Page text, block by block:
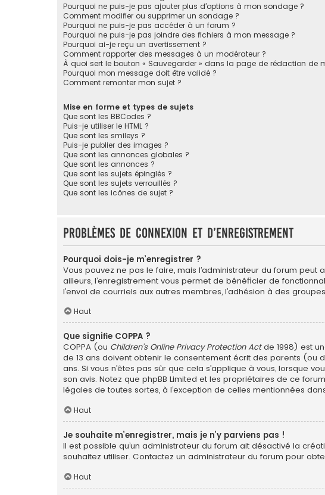
Pourquoi ne puis-je pas ajouter plus d’options à mon sondage ?
Comment modifier ou supprimer un sondage ?
Pourquoi ne puis-je pas accéder à un forum ?
Pourquoi ne puis-je pas joindre des fichiers à mon message ?
Pourquoi ai-je reçu un avertissement ?
Comment rapporter des messages à un modérateur ?
À quoi sert le bouton « Sauvegarder » dans la page de rédaction de
Pourquoi mon message doit être validé ?
Comment remonter mon sujet ?
Mise en forme et types de sujets
Que sont les BBCodes ?
Puis-je utiliser le HTML ?
Que sont les smileys ?
Puis-je publier des images ?
Que sont les annonces globales ?
Que sont les annonces ?
Que sont les sujets épinglés ?
Que sont les sujets verrouillés ?
Que sont les icônes de sujet ?
Problèmes de connexion et d’enregistrement
Pourquoi dois-je m’enregistrer ?
Vous pouvez ne pas le faire, mais l’administrateur du forum
ailleurs, l’enregistrement vous permet de bénéficier de
l’envoi de courriels aux autres membres, l’adhésion à des
Haut
Que signifie COPPA ?
COPPA (ou Children’s Online Privacy Protection Actde 1998) est
de 13 ans doivent obtenir le consentement écrit des parents (ou
ans. Si vous n’êtes pas sûr que cela s’applique à vous, lorsque
son avis. Notez que phpBB Limited et les propriétaires de ce
légales de toutes sortes, à l’exception de celles mentionnées
Haut
Je souhaite m’enregistrer, mais je n’y parviens pas !
Il est possible qu’un administrateur du forum ait désactivé la
souhaitez utiliser. Contactez un administrateur du forum pour
Haut